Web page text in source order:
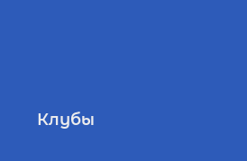
Клубы